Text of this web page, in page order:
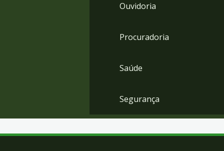
Ouvidoria
Procuradoria
Saúde
Segurança